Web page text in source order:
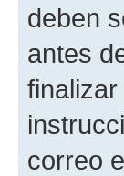
deben
antes
correo